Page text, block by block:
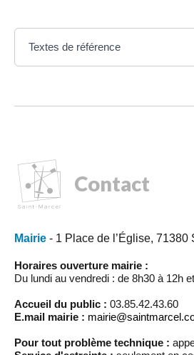
Textes de référence
Contact
Mairie - 1 Place de l’Église, 71380
Horaires ouverture mairie :
Du lundi au vendredi : de 8h30 à 12h
Accueil du public : 03.85.42.43.60
E.mail mairie :
Pour tout problème technique :